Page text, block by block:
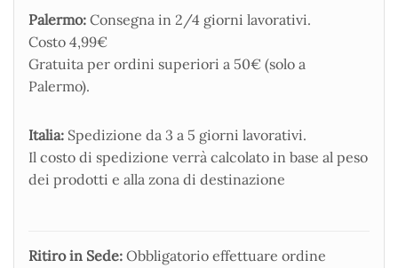
Palermo: Consegna in 2/4 giorni lavorativi.
Costo 4,99€
Gratuita per ordini superiori a 50€ (solo a
Palermo).
Italia: Spedizione da 3 a 5 giorni lavorativi.
Il costo di spedizione verrà calcolato in base al peso
dei prodotti e alla zona di destinazione
Ritiro in Sede: Obbligatorio effettuare ordine